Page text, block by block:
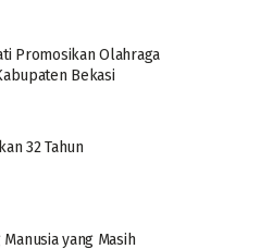
Promosikan Olahraga
Bekasi
32 Tahun
yang Masih